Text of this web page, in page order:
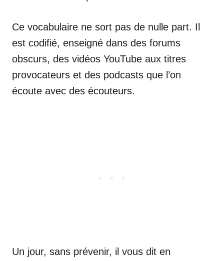
Ce vocabulaire ne sort pas de nulle part. Il
est codifié, enseigné dans des forums
obscurs, des vidéos YouTube aux titres
provocateurs et des podcasts que l’on
écoute avec des écouteurs.
Un jour, sans prévenir, il vous dit en